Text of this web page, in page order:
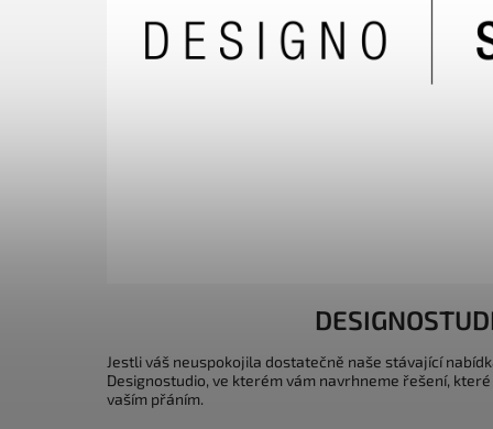
Jestli váš neuspokojila dostatečně naše stávající
Designostudio, ve kterém vám navrhneme řešení,
vaším přáním.